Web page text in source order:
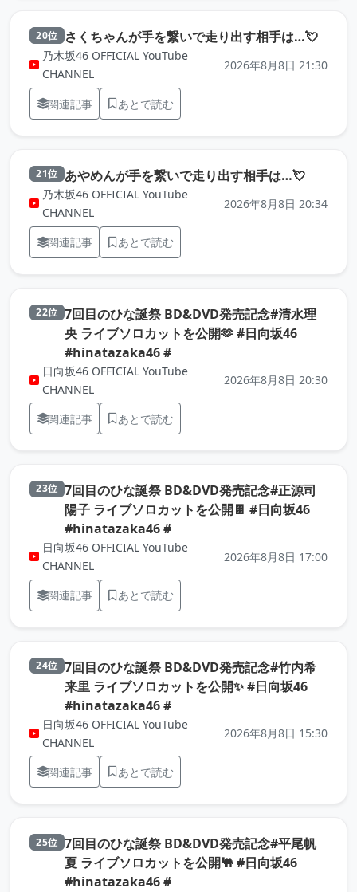
20位 さくちゃんが手を繋いで走り出す相手は…💘（元
乃木坂46 OFFICIAL YouTube
CHANNEL
2026年8月8日 21:30
関連記事 あとで読む
21位 あやめんが手を繋いで走り出す相手は…💘（元記
乃木坂46 OFFICIAL YouTube
CHANNEL
2026年8月8日 20:34
関連記事 あとで読む
22位 7回目のひな誕祭 BD&DVD発売記念#清水理
央 ライブソロカットを公開🫶 #日向坂46
#hinatazaka46 #（元記事を新しいタブで開きま
日向坂46 OFFICIAL YouTube
CHANNEL
2026年8月8日 20:30
関連記事 あとで読む
23位 7回目のひな誕祭 BD&DVD発売記念#正源司
陽子 ライブソロカットを公開🍫 #日向坂46
#hinatazaka46 #（元記事を新しいタブで開きま
日向坂46 OFFICIAL YouTube
CHANNEL
2026年8月8日 17:00
関連記事 あとで読む
24位 7回目のひな誕祭 BD&DVD発売記念#竹内希
来里 ライブソロカットを公開✨ #日向坂46
#hinatazaka46 #（元記事を新しいタブで開きま
日向坂46 OFFICIAL YouTube
CHANNEL
2026年8月8日 15:30
関連記事 あとで読む
25位 7回目のひな誕祭 BD&DVD発売記念#平尾帆
夏 ライブソロカットを公開🐫 #日向坂46
#hinatazaka46 #（元記事を新しいタブで開きま